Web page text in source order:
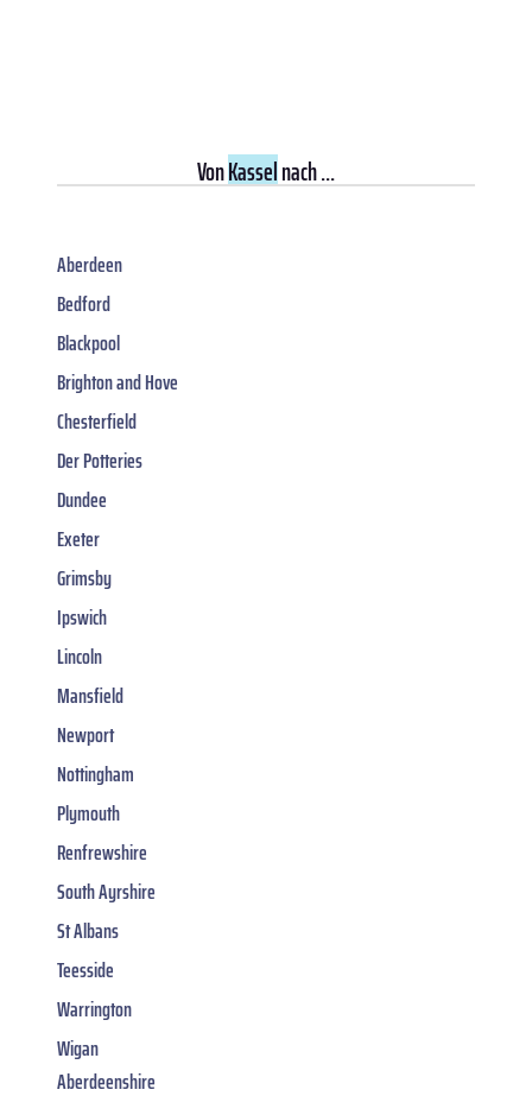
VonKasselnach ...
Aberdeen
Bedford
Blackpool
Brighton and Hove
Chesterfield
Der Potteries
Dundee
Exeter
Grimsby
Ipswich
Lincoln
Mansfield
Newport
Nottingham
Plymouth
Renfrewshire
South Ayrshire
St Albans
Teesside
Warrington
Wigan
Aberdeenshire